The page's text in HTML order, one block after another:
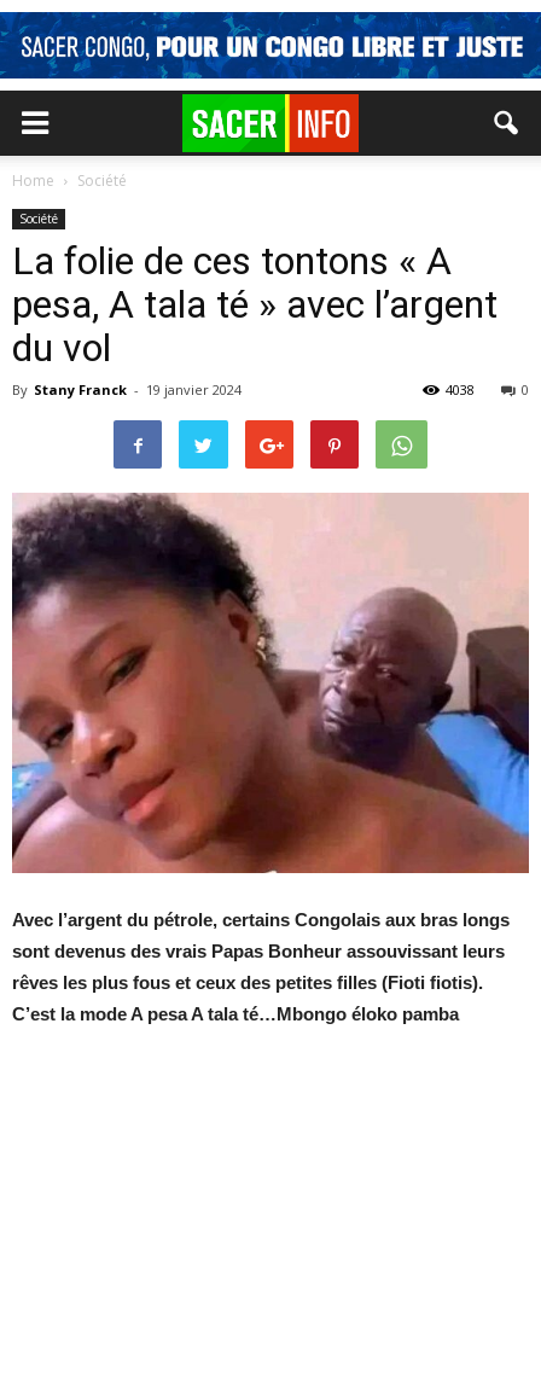
Home Société
Société
La folie de ces tontons « A
pesa, A tala té » avec l’argent
du vol
By Stany Franck - 19 janvier 2024 0
4038
Avec l’argent du pétrole, certains Congolais aux bras longs
sont devenus des vrais Papas Bonheur assouvissant leurs
rêves les plus fous et ceux des petites filles (Fioti fiotis).
C’est la mode A pesa A tala té…Mbongo éloko pamba